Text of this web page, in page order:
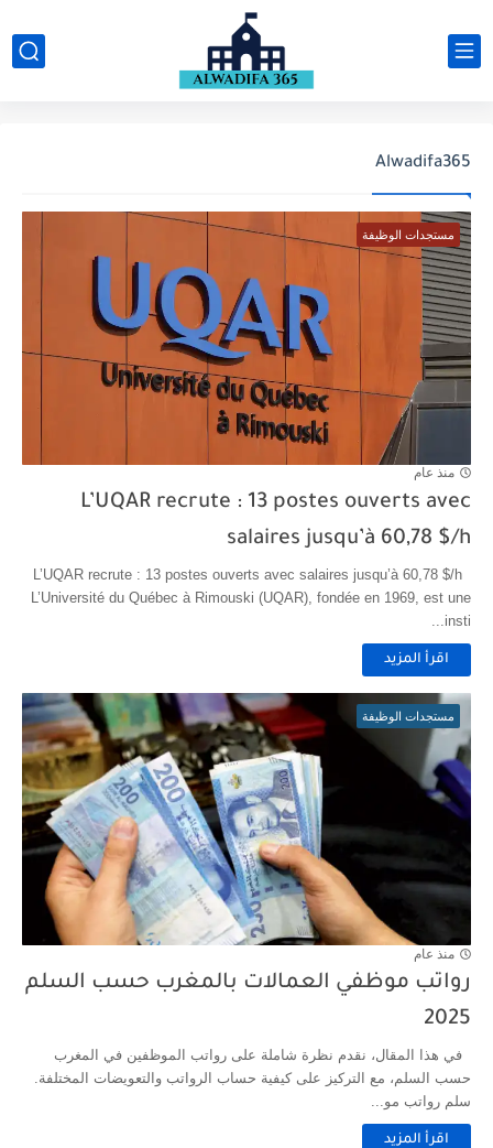
Alwadifa365
مستجدات الوظيفة
منذ عام
L’UQAR recrute : 13 postes ouverts avec
salaires jusqu’à 60,78 $/h
L’UQAR recrute : 13 postes ouverts avec salaires jusqu’à 60,78 $/h
L’Université du Québec à Rimouski (UQAR), fondée en 1969, est une
insti...
اقرأ المزيد
مستجدات الوظيفة
منذ عام
رواتب موظفي العمالات بالمغرب حسب السلم
2025
في هذا المقال، نقدم نظرة شاملة على رواتب الموظفين في المغرب
حسب السلم، مع التركيز على كيفية حساب الرواتب والتعويضات المختلفة.
سلم رواتب مو...
اقرأ المزيد